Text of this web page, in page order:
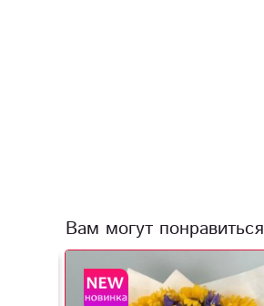
Вам могут понравиться